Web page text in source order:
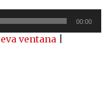
00:00
ventana